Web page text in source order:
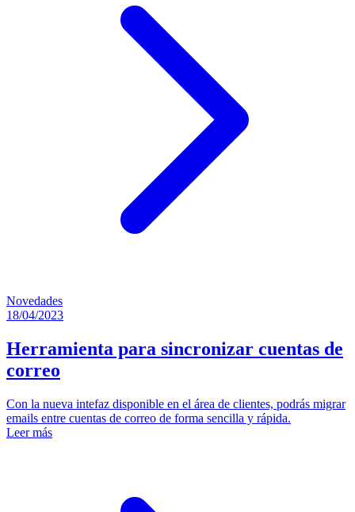
Novedades
18/04/2023
Herramienta para sincronizar cuentas de
correo
Con la nueva intefaz disponible en el área de clientes, podrás migrar
emails entre cuentas de correo de forma sencilla y rápida.
Leer más